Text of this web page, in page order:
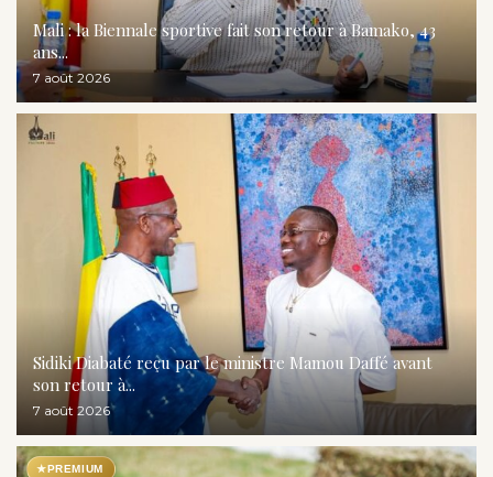
Mali : la Biennale sportive fait son retour à Bamako, 43
ans...
7 août 2026
Sidiki Diabaté reçu par le ministre Mamou Daffé avant
son retour à...
7 août 2026
★ PREMIUM